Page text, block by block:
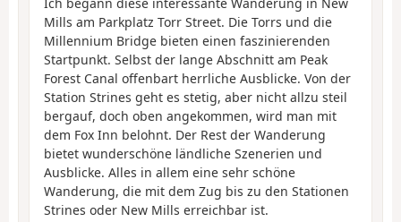
Mills am Parkplatz Torr Street. Die Torrs und die
Millennium Bridge bieten einen faszinierenden
Startpunkt. Selbst der lange Abschnitt am Peak
Forest Canal offenbart herrliche Ausblicke. Von der
Station Strines geht es stetig, aber nicht allzu steil
bergauf, doch oben angekommen, wird man mit
dem Fox Inn belohnt. Der Rest der Wanderung
bietet wunderschöne ländliche Szenerien und
Ausblicke. Alles in allem eine sehr schöne
Wanderung, die mit dem Zug bis zu den Stationen
Strines oder New Mills erreichbar ist.